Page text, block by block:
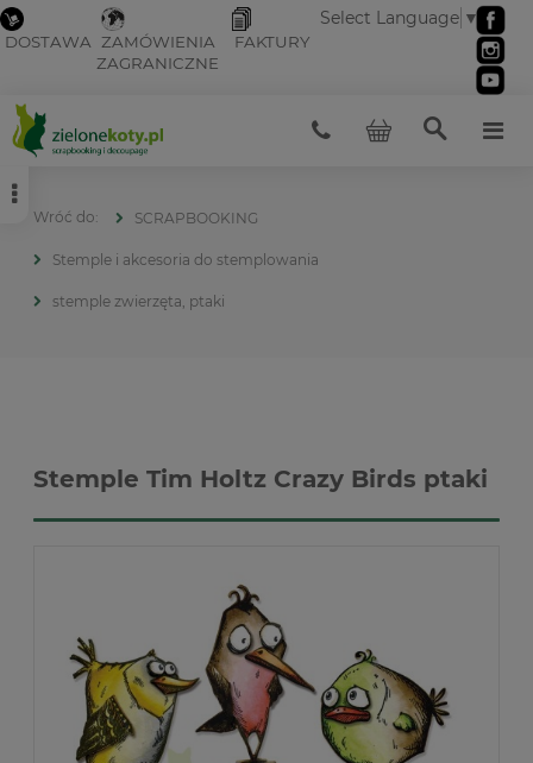
DOSTAWA ZAMÓWIENIA
ZAGRANICZNE
FAKTURY
Select Language ▼
SCRAPBOOKING
Stemple i akcesoria do stemplowania
stemple zwierzęta, ptaki
Stemple Tim Holtz Crazy Birds ptaki